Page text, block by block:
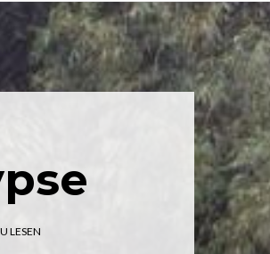
LESEN